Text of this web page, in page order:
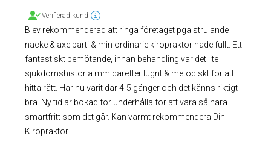
Verifierad kund
Blev rekommenderad att ringa företaget pga strulande
nacke & axelparti & min ordinarie kiropraktor hade fullt. Ett
fantastiskt bemötande, innan behandling var det lite
sjukdomshistoria mm därefter lugnt & metodiskt för att
hitta rätt. Har nu varit där 4-5 gånger och det känns riktigt
bra. Ny tid är bokad för underhålla för att vara så nära
smärtfritt som det går. Kan varmt rekommendera Din
Kiropraktor.